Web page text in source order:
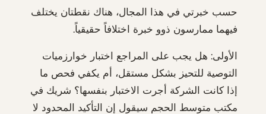
حسب خبرتي في هذا المجال، هناك نقطتان يختلف
فيهما ممارسون ذوو خبرة اختلافاً حقيقياً.
الأولى: هل يجب على المراجع اختبار خوارزميات
التوصية للتحيز بشكل مستقل، أم يكفي فحص ما
إذا كانت الشركة أجرت الاختبار بنفسها؟ شريك في
مكتب متوسط الحجم سيقول إن التأكيد المحدود لا